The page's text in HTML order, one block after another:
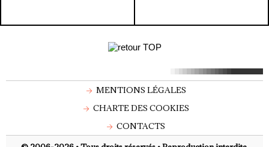
MENTIONS LÉGALES
CHARTE DES COOKIES
CONTACTS